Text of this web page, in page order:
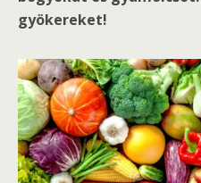
gyökereket!